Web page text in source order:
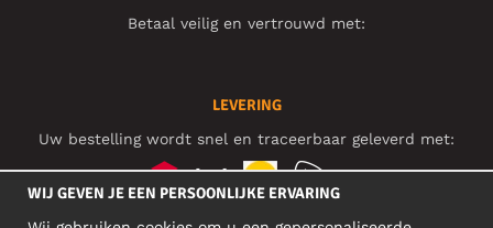
Betaal veilig en vertrouwd met:
LEVERING
Uw bestelling wordt snel en traceerbaar geleverd met:
WIJ GEVEN JE EEN PERSOONLIJKE ERVARING